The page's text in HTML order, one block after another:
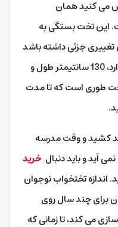
می کنید همان
این تخت بستگی به
جزئی داشته باشد
اما به طور معمول و در حالت استاندارد، 130 سانتیمتر طول و
تخت طوری است که تا مدت
کشید و وقت مدرسه
آید و باید دنبالخرید
اندازه تختخواب نوجوان
برای چند سال روی
می کند، تا زمانی که